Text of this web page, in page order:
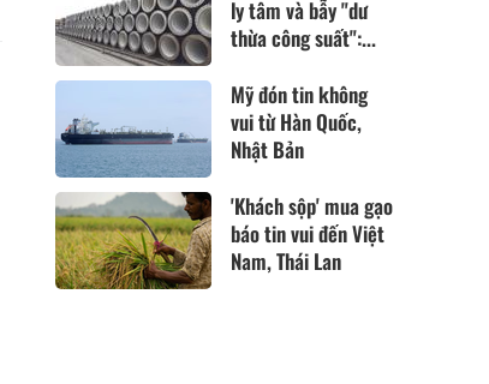
ly tâm và bẫy "dư
thừa công suất":...
Mỹ đón tin không
vui từ Hàn Quốc,
Nhật Bản
'Khách sộp' mua gạo
báo tin vui đến Việt
Nam, Thái Lan